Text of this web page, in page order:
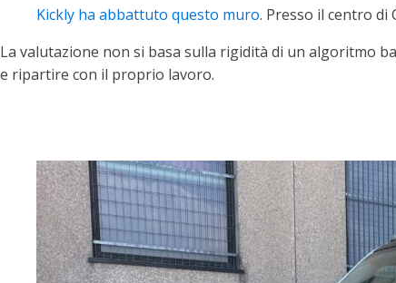
Kickly ha abbattuto questo muro. Presso il centro di
La valutazione non si basa sulla rigidità di un algoritmo
e ripartire con il proprio lavoro.